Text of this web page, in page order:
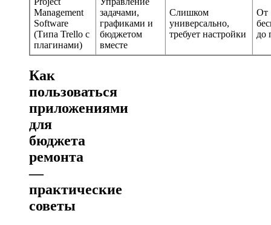
Management
Software
(Типа Trello с
плагинами)
задачами,
графиками и
бюджетом
вместе
Слишком
универсально,
требует настройки
От
до
Как
пользоваться
приложениями
для
бюджета
ремонта
—
практические
советы